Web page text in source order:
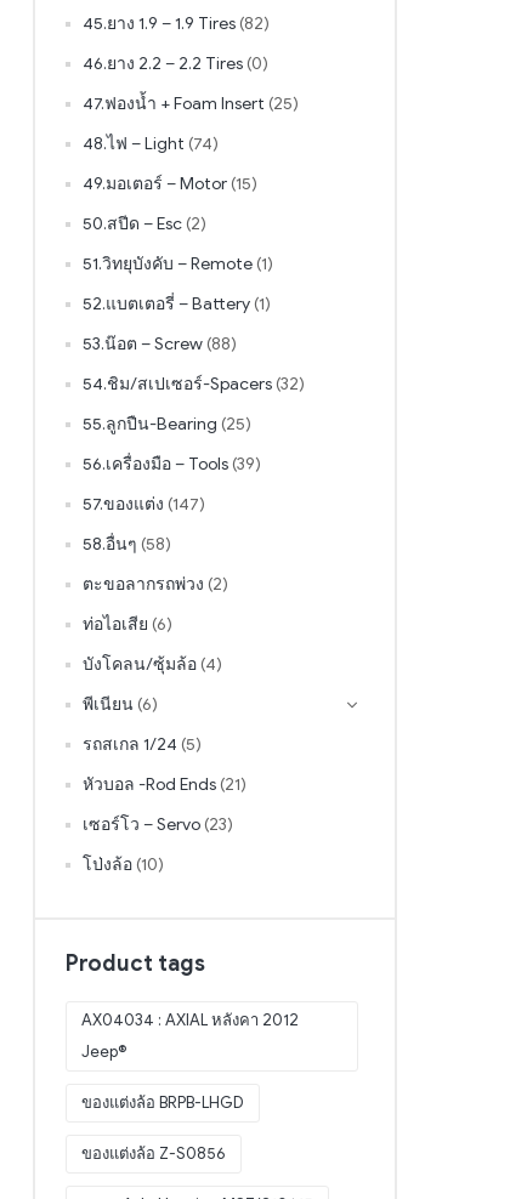
45.ยาง 1.9 – 1.9 Tires (82)
46.ยาง 2.2 – 2.2 Tires (0)
47.ฟองน้ำ + Foam Insert (25)
48.ไฟ – Light (74)
49.มอเตอร์ – Motor (15)
50.สปีด – Esc (2)
51.วิทยุบังคับ – Remote (1)
52.แบตเตอรี่ – Battery (1)
53.น๊อต – Screw (88)
54.ชิม/สเปเซอร์-Spacers (32)
55.ลูกปืน-Bearing (25)
56.เครื่องมือ – Tools (39)
57.ของแต่ง (147)
58.อื่นๆ (58)
ตะขอลากรถพ่วง (2)
ท่อไอเสีย (6)
บังโคลน/ซุ้มล้อ (4)
พีเนียน (6)
รถสเกล 1/24 (5)
หัวบอล -Rod Ends (21)
เซอร์โว – Servo (23)
โป่งล้อ (10)
Product tags
AX04034 : AXIAL หลังคา 2012
Jeep®
ของแต่งล้อ BRPB-LHGD
ของแต่งล้อ Z-S0856